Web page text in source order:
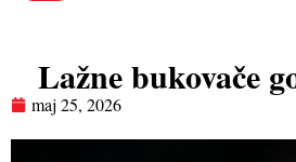
Lažne bukovače
maj 25, 2026